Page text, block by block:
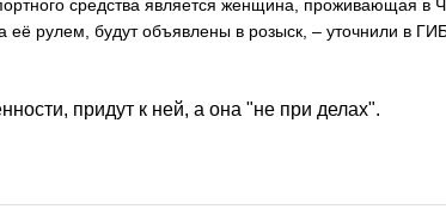
средства является женщина, проживающая в
её рулем, будут объявлены в розыск, – уточнили в
придут к ней, а она "не при делах".